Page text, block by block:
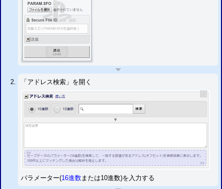
バイオハザード リベレーションズ2 改造方法
2016/01/05
チェックサム修正設定対応タイトルを追加しました。
2015/10/31
チェックサム修正設定に未対応だった一部のタイトルのチェックサム修正設定
に対応しました。
「ガンダム無双」 「真・北斗無双」 「戦国BASARA 3／3 宴」 「バイオハザード オペレーショ
ン・ラクーンシティ」 「デビル・メイ・クライ
ゴースト」
2015/10/27
「アサシンクリード／II」 「バイオショック／2」 「バトルフィールド バッドカンパニー」 「コ
ール・オブ・デューティー4 モダン・ウォーフェア」 「CoDモダン・ウォーフェア2」 「プリン
ス・オブ・ペルシャ 2008／忘却の砂」 「リトルビッグプラネット／2／3」 「機動戦士ガンダム
」のチェックサムの修正に対応しました。
2015/09/02
メタルギアソリッドＶ ファントムペイン」のセーブデータは二重暗号化されてい
るので改造できませんが、アカウントIDの書き換えは可能です。
2015/09/26
「アドレス検索」を開く
パラメーター(16進数または10進数)を入力する